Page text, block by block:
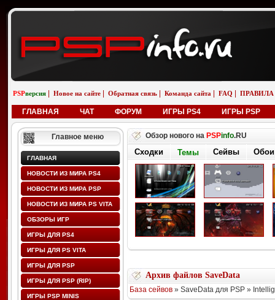
PSPверсия Новое на сайте Обратная связь Команда сайта FAQ ПРАВИЛА
ГЛАВНАЯ ЧАТ ФОРУМ ИГРЫ PS4 ИГРЫ PSP
Главное меню
ГЛАВНАЯ
НОВОСТИ ИЗ МИРА PS4
НОВОСТИ ИЗ МИРА PSP
НОВОСТИ ИЗ МИРА PS VITA
ОБЗОРЫ ИГР
ИГРЫ ДЛЯ PS4
ИГРЫ ДЛЯ PS VITA
ИГРЫ ДЛЯ PSP
ИГРЫ ДЛЯ PSP (RIP)
ИГРЫ PSP MINIS
Обзор нового на PSPinfo.RU
Сходки Темы Сейвы Обои
Архив файлов SaveData
База сейвов» SaveData для PSP »